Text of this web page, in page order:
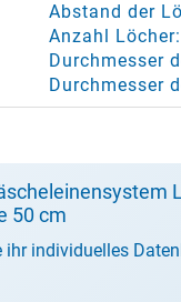
Abstand der
Anzahl
Durchmesser
Durchmesser
50 cm
ihr individuelles